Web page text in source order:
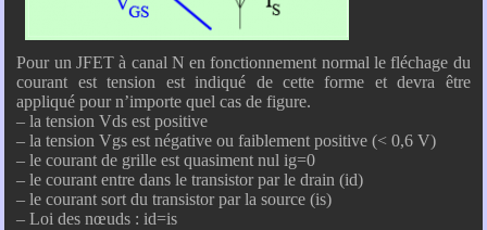
Pour un JFET à canal N en fonctionnement normal le fléchage du
courant est tension est indiqué de cette forme et devra être
appliqué pour n’importe quel cas de figure.
– la tension Vds est positive
– la tension Vgs est négative ou faiblement positive (< 0,6 V)
– le courant de grille est quasiment nul ig=0
– le courant entre dans le transistor par le drain (id)
– le courant sort du transistor par la source (is)
– Loi des nœuds : id=is